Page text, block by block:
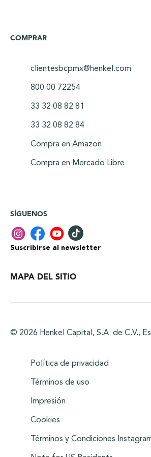
COMPRAR
clientesbcpmx@henkel.com
800 00 72254
33 32 08 82 81
33 32 08 82 84
Compra en Amazon
Compra en Mercado Libre
SÍGUENOS
Suscribirse al newsletter
MAPA DEL SITIO
© 2026 Henkel Capital, S.A. de C.V.,
Política de privacidad
Términos de uso
Impresión
Cookies
Términos y Condiciones